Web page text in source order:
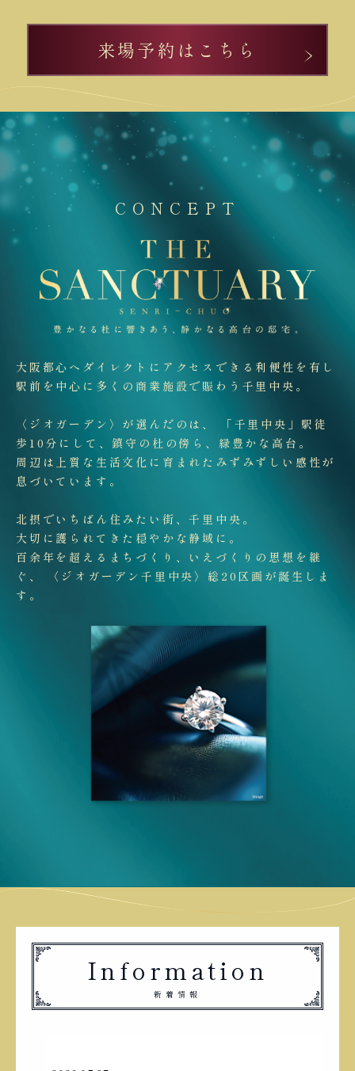
来場予約はこちら
CONCEPT
大阪都心へダイレクトにアクセスできる利便性を有し
駅前を中心に多くの商業施設で賑わう千里中央。
〈ジオガーデン〉が選んだのは、 「千里中央」駅徒
歩10分にして、鎮守の杜の傍ら、緑豊かな高台。
周辺は上質な生活文化に育まれたみずみずしい感性が
息づいています。
北摂でいちばん住みたい街、千里中央。
大切に護られてきた穏やかな静域に。
百余年を超えるまちづくり、いえづくりの思想を継
ぐ、
〈ジオガーデン千里中央〉総20区画が誕生しま
す。
Information
新着情報